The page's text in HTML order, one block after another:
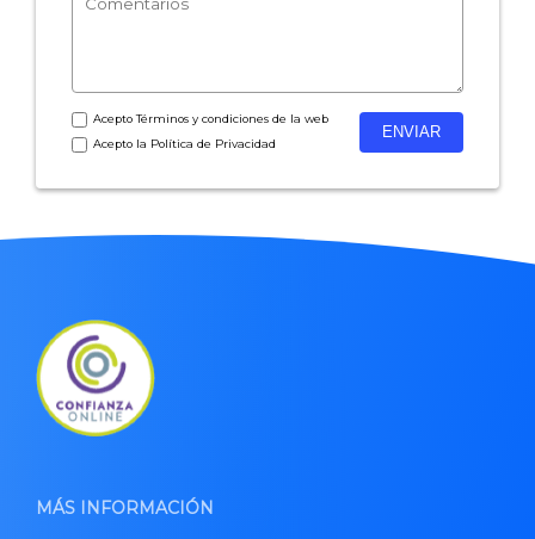
AceptoTérminos y condicionesde la web
Acepto la Política de Privacidad
MÁS INFORMACIÓN